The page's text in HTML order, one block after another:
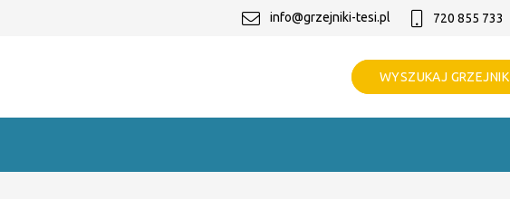
info@grzejniki-tesi.pl 720 855 733
WYSZUKAJ GRZEJNIK